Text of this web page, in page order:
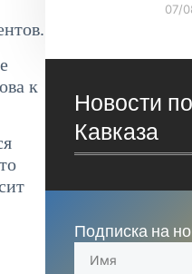
к
07/
Новости
Кавказа
Подписка на